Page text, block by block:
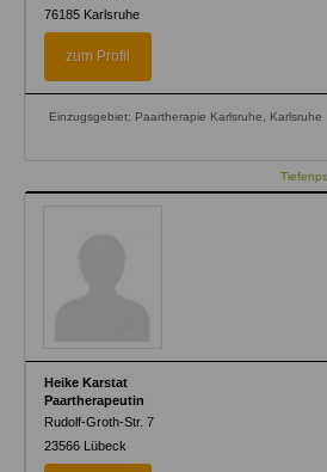
76185 Karlsruhe
zum Profil
Einzugsgebiet: Paartherapie Karlsruhe, Karlsruhe
Heike Karstat
Paartherapeutin
Rudolf-Groth-Str. 7
23566
Lübeck